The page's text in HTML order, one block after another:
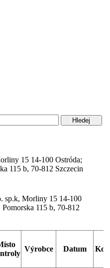
15 14-100 Ostróda;
115 b, 70-812 Szczecin
sp.k, Morliny 15 14-100
115 b, 70-812
Výrobce Datum